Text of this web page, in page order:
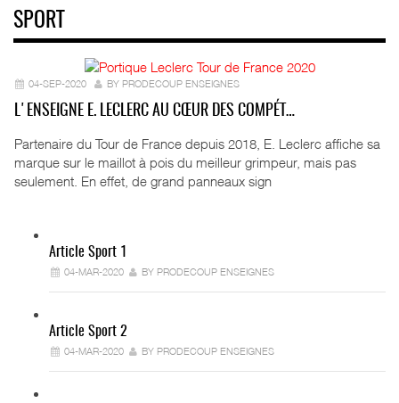
SPORT
04-SEP-2020 BY PRODECOUP ENSEIGNES
L'ENSEIGNE E. LECLERC AU CŒUR DES COMPÉT…
Partenaire du Tour de France depuis 2018, E. Leclerc affiche sa
marque sur le maillot à pois du meilleur grimpeur, mais pas
seulement. En effet, de grand panneaux sign
Article Sport 1
04-MAR-2020 BY PRODECOUP ENSEIGNES
Article Sport 2
04-MAR-2020 BY PRODECOUP ENSEIGNES